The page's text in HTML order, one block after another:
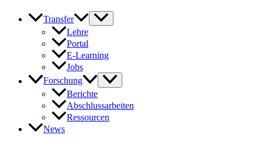
Transfer
Lehre
Portal
E-Learning
Jobs
Forschung
Berichte
Abschlussarbeiten
Ressourcen
News